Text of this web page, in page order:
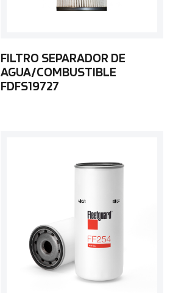
FILTRO SEPARADOR DE
AGUA/COMBUSTIBLE
FDFS19727